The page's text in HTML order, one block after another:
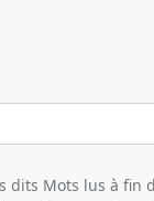
dits Mots lus à